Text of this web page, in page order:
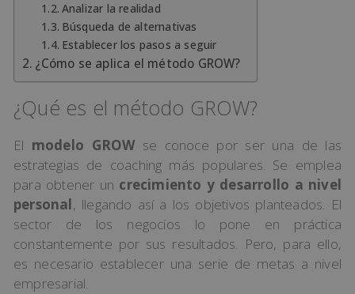
Analizar la realidad
Búsqueda de alternativas
Establecer los pasos a seguir
¿Cómo se aplica el método GROW?
¿Qué es el método GROW?
El modelo GROW se conoce por ser una de las
estrategias de coaching más populares. Se emplea
para obtener un crecimiento y desarrollo a nivel
personal, llegando así a los objetivos planteados. El
sector de los negocios lo pone en práctica
constantemente por sus resultados. Pero, para ello,
es necesario establecer una serie de metas a nivel
empresarial.